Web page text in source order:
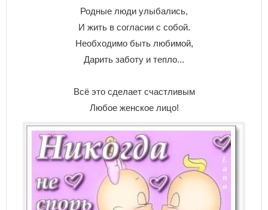
Родные люди улыбались,
И жить в согласии с собой.
Необходимо быть любимой,
Дарить заботу и тепло...
Всё это сделает счастливым
Любое женское лицо!